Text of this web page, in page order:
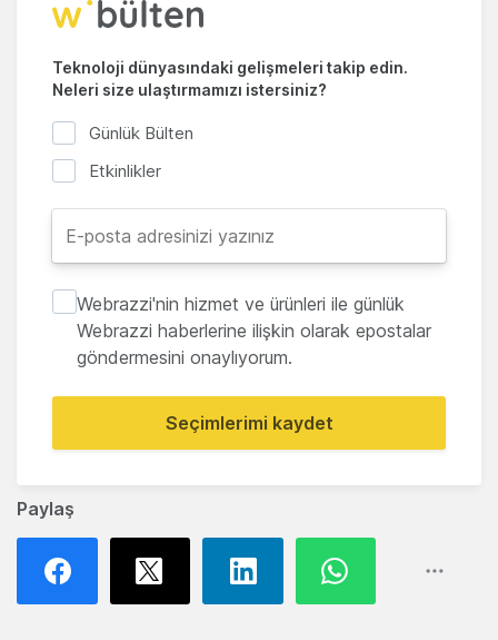
Paylaş
Teknoloji dünyasındaki gelişmeleri takip edin.
Neleri size ulaştırmamızı istersiniz?
Günlük Bülten
Etkinlikler
Webrazzi'nin hizmet ve ürünleri ile günlük
Webrazzi haberlerine ilişkin olarak epostalar
göndermesini onaylıyorum.
Seçimlerimi kaydet